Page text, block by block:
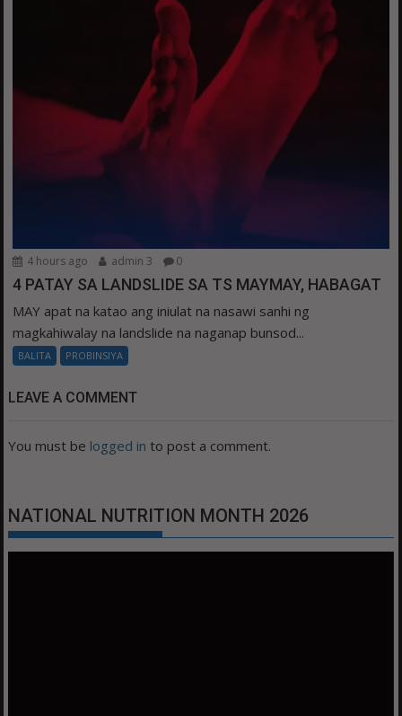
4 hours ago admin 3 0
4 PATAY SA LANDSLIDE SA TS MAYMAY, HABAGAT
MAY apat na katao ang iniulat na nasawi sanhi ng
magkahiwalay na landslide na naganap bunsod...
BALITA PROBINSIYA
LEAVE A COMMENT
You must be logged in to post a comment.
NATIONAL NUTRITION MONTH 2026